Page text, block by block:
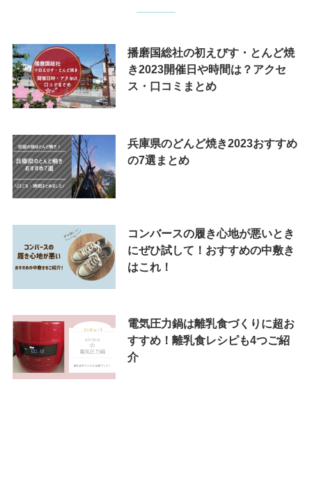
播磨国総社の初えびす・とんど焼
き2023開催日や時間は？アクセ
ス・口コミまとめ
兵庫県のどんど焼き2023おすすめ
の7選まとめ
コンバースの履き心地が悪いとき
にぜひ試して！おすすめの中敷き
はこれ！
電気圧力鍋は離乳食づくりに超お
すすめ！離乳食レシピも4つご紹
介